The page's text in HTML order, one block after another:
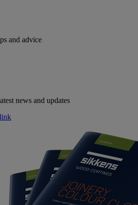
and advice
news and updates